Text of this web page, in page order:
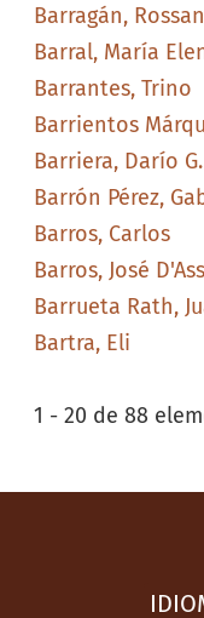
Barragán,
Barral, María
Barrantes, Trino
Barrientos
Barriera, Darío G.
Barrón Pérez,
Barros, Carlos
Barros, José
Barrueta Rath,
Bartra, Eli
1 - 20 de 88